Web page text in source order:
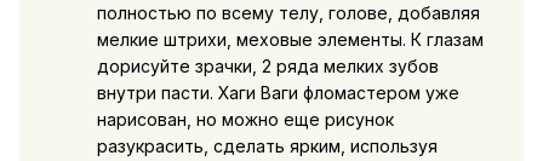
полностью по всему телу, голове, добавляя
мелкие штрихи, меховые элементы. К глазам
дорисуйте зрачки, 2 ряда мелких зубов
внутри пасти. Хаги Ваги фломастером уже
нарисован, но можно еще рисунок
разукрасить, сделать ярким, используя